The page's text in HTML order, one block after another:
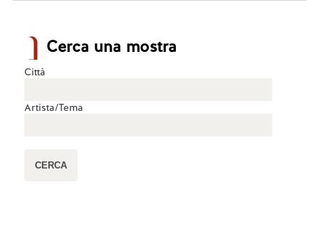
Cerca una mostra
Città
Artista/Tema